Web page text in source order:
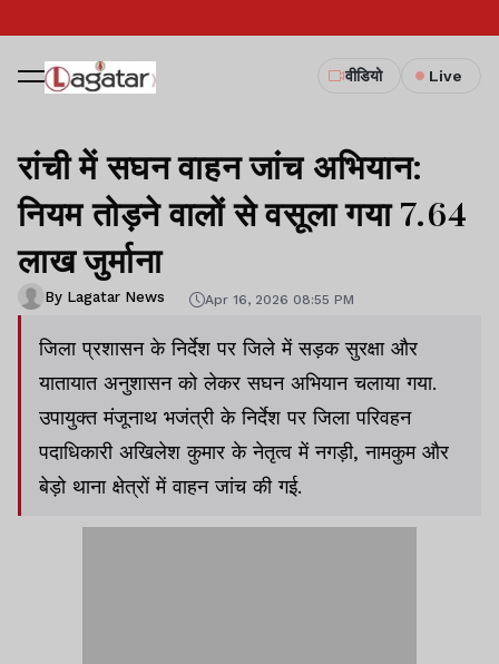
वीडियो Live
रांची में सघन वाहन जांच अभियान:
नियम तोड़ने वालों से वसूला गया 7.64
लाख जुर्माना
By Lagatar News Apr 16, 2026 08:55 PM
जिला प्रशासन के निर्देश पर जिले में सड़क सुरक्षा और
यातायात अनुशासन को लेकर सघन अभियान चलाया गया.
उपायुक्त मंजूनाथ भजंत्री के निर्देश पर जिला परिवहन
पदाधिकारी अखिलेश कुमार के नेतृत्व में नगड़ी, नामकुम और
बेड़ो थाना क्षेत्रों में वाहन जांच की गई.